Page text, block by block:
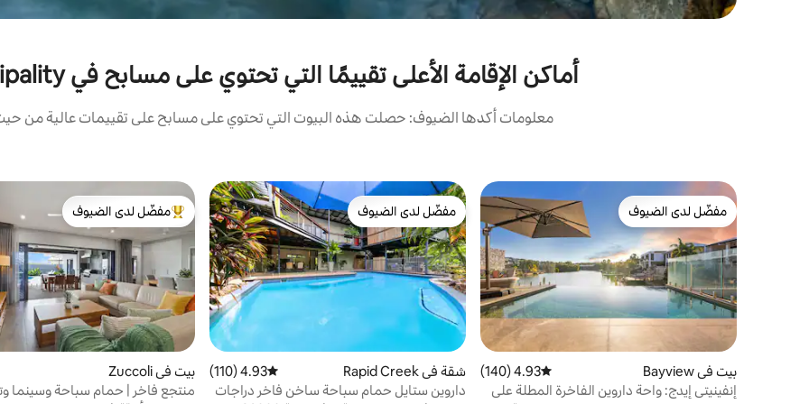
أماكن الإقامة الأعلى تقييمًا التي تحتوي على مسابح في Litchfield Municipality
معلومات أكدها الضيوف: حصلت هذه البيوت التي تحتوي على مسابح على تقييمات عالية من حيث
مفضّل لدى الضيوف
مفضّل لدى الضيوف
بيت في Bayview متوسط التقييم 4.93 من 5، 140 مراجعات
4.93 (140)
إنفينيتي إيدج: واحة داروين الفاخرة المطلة على
مفضّل لدى الضيوف
مفضّل لدى الضيوف
شقة في Rapid Creek متوسط التقييم 4.93 من 5، 110 مراجعات
4.93 (110)
داروين ستايل حمام سباحة ساخن فاخر دراجات
من أبرز البيوت المفضّلة لدى الضيوف
مفضّل لدى الضيوف
بيت في Zuccoli
منتجع فاخر | حمام سباحة وسينما